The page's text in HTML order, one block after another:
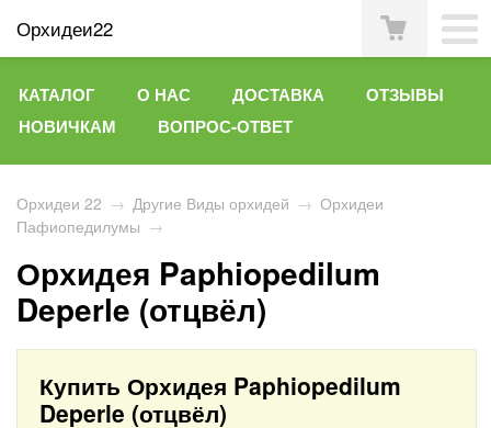
Орхидеи22
КАТАЛОГ О НАС ДОСТАВКА
ОТЗЫВЫ
НОВИЧКАМ
ВОПРОС-ОТВЕТ
Орхидеи 22 → Другие Виды орхидей → Орхидеи
Пафиопедилумы →
Орхидея Paphiopedilum
Deperle (отцвёл)
Купить Орхидея Paphiopedilum
Deperle (отцвёл)